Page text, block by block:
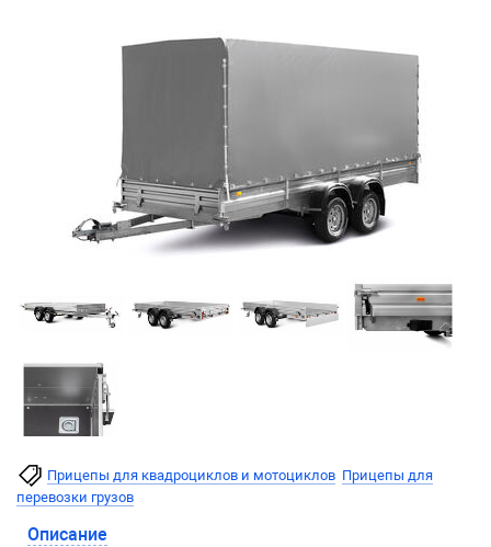
Прицепы для квадроциклов и мотоциклов Прицепы для
перевозки грузов
Описание